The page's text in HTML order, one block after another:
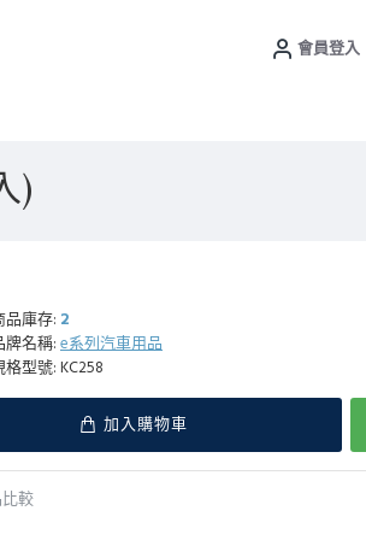
會員登入
)
品庫存: 2
牌名稱: e系列汽車用品
格型號: KC258
加入購物車
較